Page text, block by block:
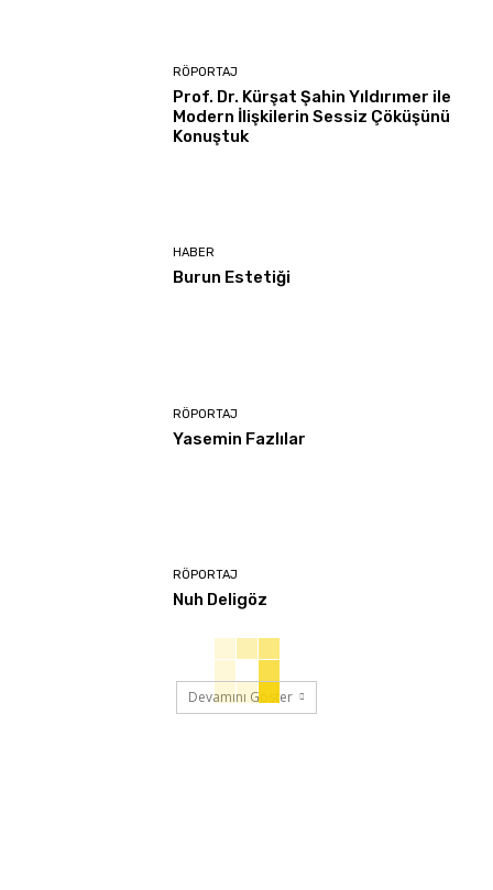
RÖPORTAJ
Prof. Dr. Kürşat Şahin Yıldırımer ile
Modern İlişkilerin Sessiz Çöküşünü
Konuştuk
HABER
Burun Estetiği
RÖPORTAJ
Yasemin Fazlılar
RÖPORTAJ
Nuh Deligöz
Devamını Göster